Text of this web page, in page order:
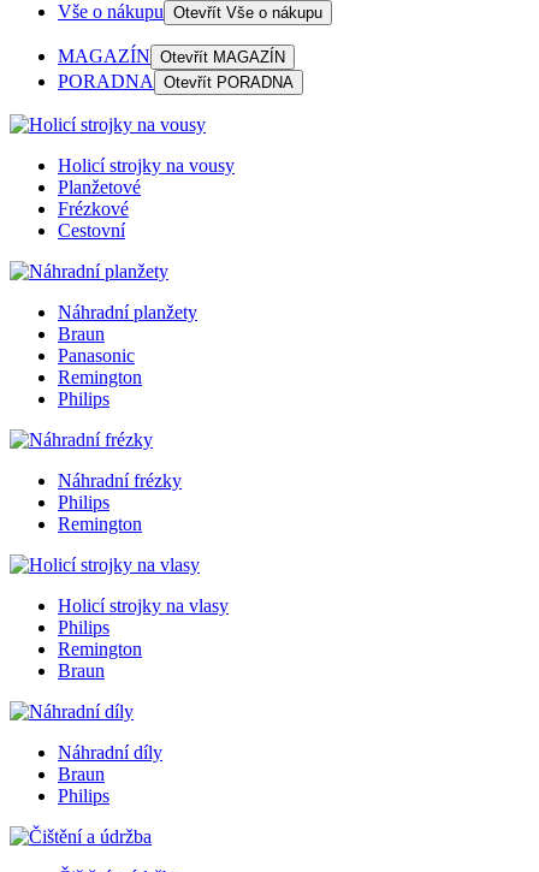
Vše o nákupu Otevřít Vše o nákupu
MAGAZÍN Otevřít MAGAZÍN
PORADNA Otevřít PORADNA
Holicí strojky na vousy
Planžetové
Frézkové
Cestovní
Náhradní planžety
Braun
Panasonic
Remington
Philips
Náhradní frézky
Philips
Remington
Holicí strojky na vlasy
Philips
Remington
Braun
Náhradní díly
Braun
Philips